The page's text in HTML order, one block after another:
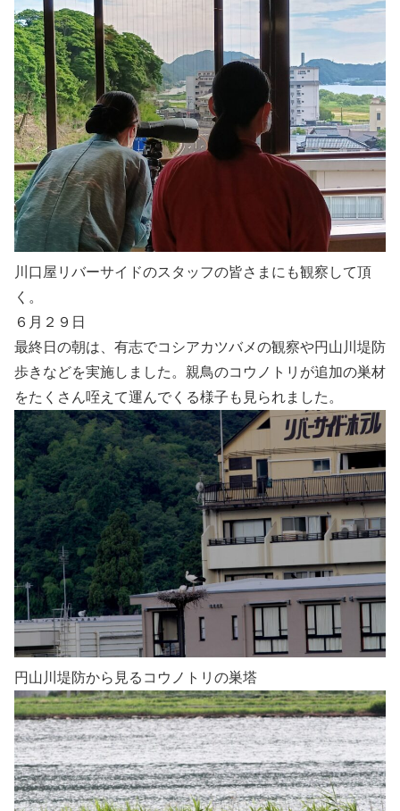
川口屋リバーサイドのスタッフの皆さまにも観察して頂
く。
６月２９日
最終日の朝は、有志でコシアカツバメの観察や円山川堤防
歩きなどを実施しました。親鳥のコウノトリが追加の巣材
をたくさん咥えて運んでくる様子も見られました。
円山川堤防から見るコウノトリの巣塔